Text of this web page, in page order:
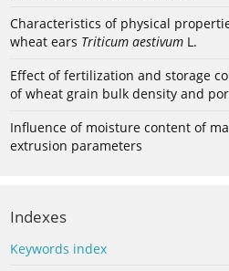
Characteristics of physical
wheat ears Triticum aestivum L.
Effect of fertilization and storage
of wheat grain bulk density and
Influence of moisture content of
extrusion parameters
Indexes
Keywords index